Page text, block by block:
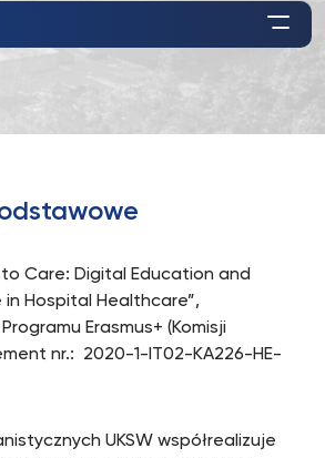
to Care: Digital Education and
Hospital Healthcare”,
Erasmus+ (Komisji
nr.: 2020-1-IT02-KA226-HE-
UKSW współrealizuje